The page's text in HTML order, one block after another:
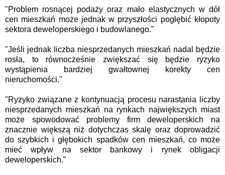
"Problem rosnącej podaży oraz mało elastycznych w dół
cen mieszkań może jednak w przyszłości pogłębić kłopoty
sektora deweloperskiego i budowlanego."
"Jeśli jednak liczba niesprzedanych mieszkań nadal będzie
rosła, to równocześnie zwiększać się będzie ryzyko
wystąpienia bardziej gwałtownej korekty cen
nieruchomości."
"Ryzyko związane z kontynuacją procesu narastania liczby
niesprzedanych mieszkań na rynkach największych miast
może spowodować problemy firm deweloperskich na
znacznie większą niż dotychczas skalę oraz doprowadzić
do szybkich i głębokich spadków cen mieszkań, co może
mieć wpływ na sektor bankowy i rynek obligacji
deweloperskich."